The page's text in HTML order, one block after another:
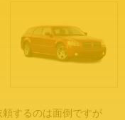
するのは面倒ですが